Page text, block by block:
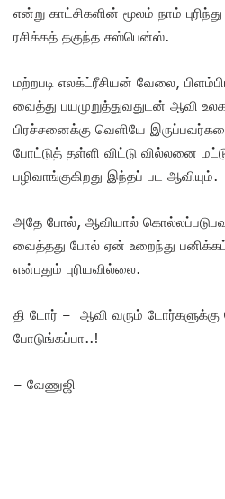
என்று காட்சிகளின் மூலம் நாம்
ரசிக்கத் தகுந்த சஸ்பென்ஸ்.
மற்றபடி எலக்ட்ரீசியன் வேலை,
வைத்து பயமுறுத்துவதுடன் ஆவி
பிரச்சனைக்கு வெளியே
போட்டுத் தள்ளி விட்டு வில்லனை
பழிவாங்குகிறது இந்தப் பட ஆவியும்.
அதே போல், ஆவியால்
வைத்தது போல் ஏன் உறைந்து
என்பதும் புரியவில்லை.
தி டோர் – ஆவி வரும்
போடுங்கப்பா..!
– வேணுஜி